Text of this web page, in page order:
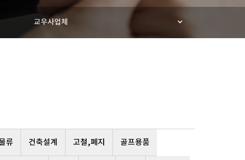
교우사업체
류 건축설계 고철,폐지 골프용품